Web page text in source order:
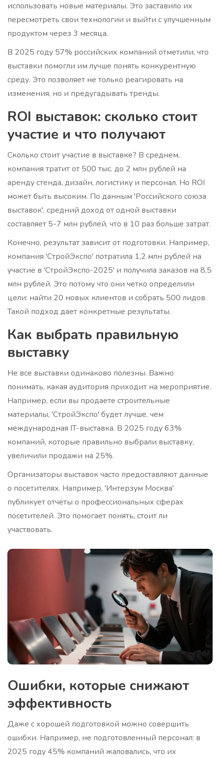
использовать новые материалы. Это заставило их
пересмотреть свои технологии и выйти с улучшенным
продуктом через 3 месяца.
В 2025 году 57% российских компаний отметили, что
выставки помогли им лучше понять конкурентную
среду. Это позволяет не только реагировать на
изменения, но и предугадывать тренды.
ROI выставок: сколько стоит
участие и что получают
Сколько стоит участие в выставке? В среднем,
компания тратит от 500 тыс. до 2 млн рублей на
аренду стенда, дизайн, логистику и персонал. Но ROI
может быть высоким. По данным 'Российского союза
выставок', средний доход от одной выставки
составляет 5-7 млн рублей, что в 10 раз больше затрат.
Конечно, результат зависит от подготовки. Например,
компания 'СтройЭкспо' потратила 1,2 млн рублей на
участие в 'СтройЭкспо-2025' и получила заказов на 8,5
млн рублей. Это потому что они четко определили
цели: найти 20 новых клиентов и собрать 500 лидов.
Такой подход дает конкретные результаты.
Как выбрать правильную
выставку
Не все выставки одинаково полезны. Важно
понимать, какая аудитория приходит на мероприятие.
Например, если вы продаете строительные
материалы, 'СтройЭкспо' будет лучше, чем
международная IT-выставка. В 2025 году 63%
компаний, которые правильно выбрали выставку,
увеличили продажи на 25%.
Организаторы выставок часто предоставляют данные
о посетителях. Например, 'Интерзум Москва'
публикует отчеты о профессиональных сферах
посетителей. Это помогает понять, стоит ли
участвовать.
Ошибки, которые снижают
эффективность
Даже с хорошей подготовкой можно совершить
ошибки. Например, не подготовленный персонал: в
2025 году 45% компаний жаловались, что их